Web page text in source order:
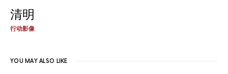
清明
行动影像
YOU MAY ALSO LIKE